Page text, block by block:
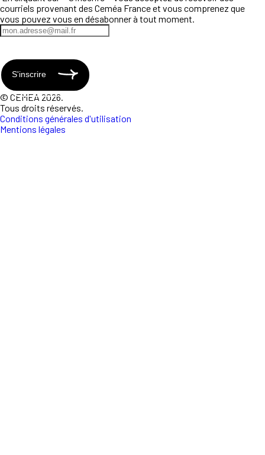
courriels provenant des Ceméa France et vous comprenez que
vous pouvez vous en désabonner à tout moment.
S'inscrire
© CEMEA 2026.
Tous droits réservés.
Conditions générales d'utilisation
Mentions légales